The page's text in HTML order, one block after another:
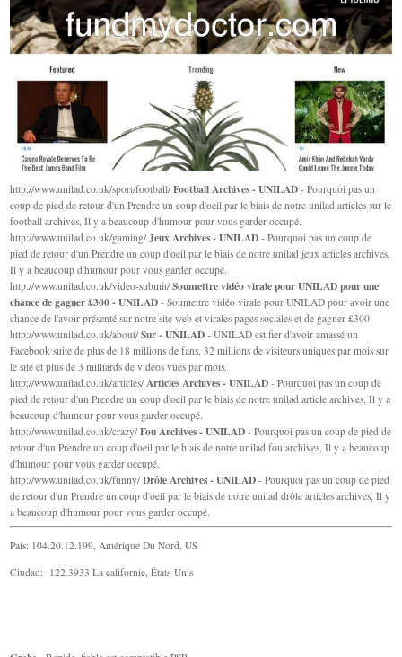
http://www.unilad.co.uk/sport/football/Football Archives - UNILAD - Pourquoi pas un
coup de pied de retour d'un Prendre un coup d'oeil par le biais de notre unilad articles sur le
football archives, Il y a beaucoup d'humour pour vous garder occupé.
http://www.unilad.co.uk/gaming/Jeux Archives - UNILAD - Pourquoi pas un coup de
pied de retour d'un Prendre un coup d'oeil par le biais de notre unilad jeux articles archives,
Il y a beaucoup d'humour pour vous garder occupé.
http://www.unilad.co.uk/video-submit/Soumettre vidéo virale pour UNILAD pour une
chance de gagner £300 - UNILAD - Soumettre vidéo virale pour UNILAD pour avoir une
chance de l'avoir présenté sur notre site web et virales pages sociales et de gagner £300
http://www.unilad.co.uk/about/Sur - UNILAD - UNILAD est fier d'avoir amassé un
Facebook suite de plus de 18 millions de fans, 32 millions de visiteurs uniques par mois sur
le site et plus de 3 milliards de vidéos vues par mois.
http://www.unilad.co.uk/articles/ Articles Archives - UNILAD - Pourquoi pas un coup de
pied de retour d'un Prendre un coup d'oeil par le biais de notre unilad article archives, Il y a
beaucoup d'humour pour vous garder occupé.
http://www.unilad.co.uk/crazy/Fou Archives - UNILAD - Pourquoi pas un coup de pied de
retour d'un Prendre un coup d'oeil par le biais de notre unilad fou archives, Il y a beaucoup
d'humour pour vous garder occupé.
http://www.unilad.co.uk/funny/Drôle Archives - UNILAD - Pourquoi pas un coup de pied
de retour d'un Prendre un coup d'oeil par le biais de notre unilad drôle articles archives, Il y
a beaucoup d'humour pour vous garder occupé.
País: 104.20.12.199, Amérique Du Nord, US
Ciudad: -122.3933 La californie, États-Unis